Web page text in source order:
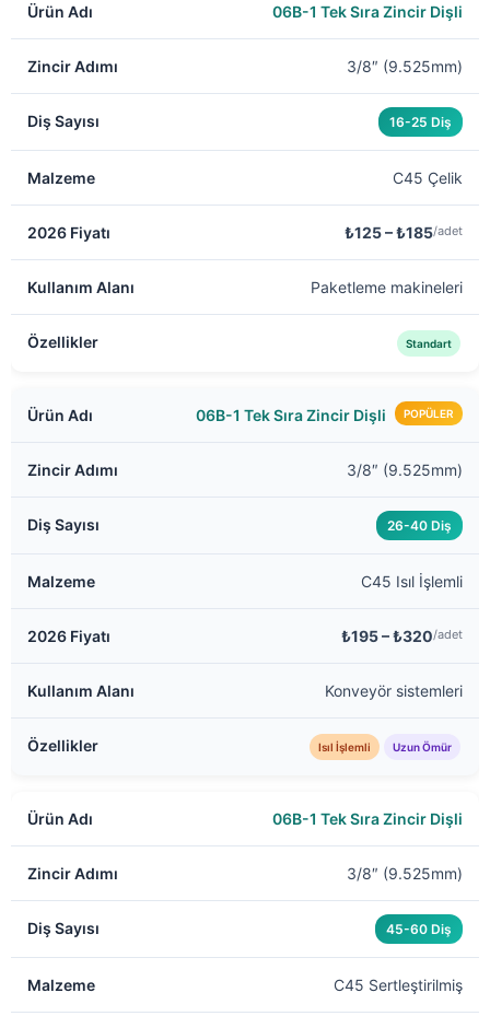
06B-1 Tek Sıra Zincir Dişli
3/8″ (9.525mm)
16-25 Diş
C45 Çelik
₺125 – ₺185/adet
Paketleme makineleri
Standart
06B-1 Tek Sıra Zincir Dişli POPÜLER
3/8″ (9.525mm)
26-40 Diş
C45 Isıl İşlemli
₺195 – ₺320/adet
Konveyör sistemleri
Isıl İşlemli Uzun Ömür
06B-1 Tek Sıra Zincir Dişli
3/8″ (9.525mm)
45-60 Diş
C45 Sertleştirilmiş